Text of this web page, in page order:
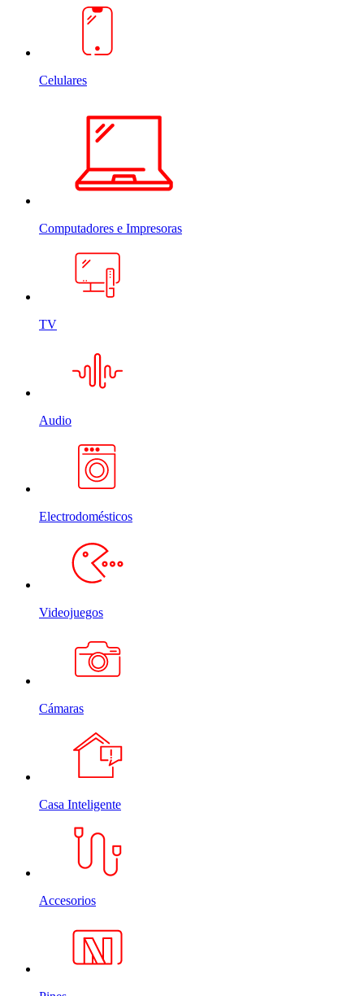
Celulares
Computadores e Impresoras
TV
Audio
Electrodomésticos
Videojuegos
Cámaras
Casa Inteligente
Accesorios